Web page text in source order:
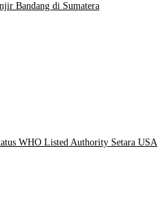
Bandang di Sumatera
WHO Listed Authority Setara USA